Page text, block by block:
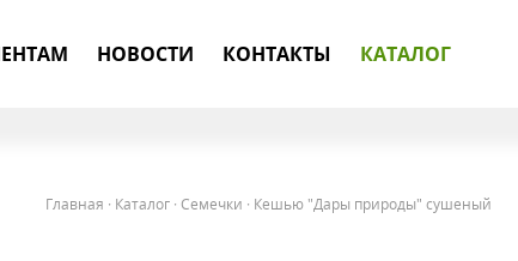
НОВОСТИ КОНТАКТЫ КАТАЛОГ
Главная · Каталог· Семечки · Кешью "Дары природы" сушеный